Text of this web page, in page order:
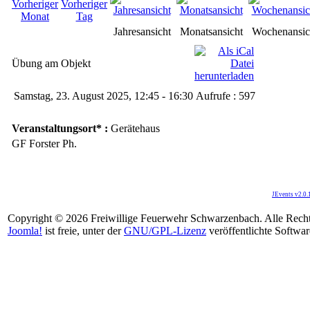
Jahresansicht Monatsansicht
Übung am Objekt
Samstag, 23. August 2025, 12:45 - 16:30 Aufrufe : 597
Veranstaltungsort* : Gerätehaus
GF Forster Ph.
JEvents
Copyright © 2026 Freiwillige Feuerwehr Schwarzenbach. Alle
Joomla! ist freie, unter derGNU/GPL-Lizenz veröffentlichte